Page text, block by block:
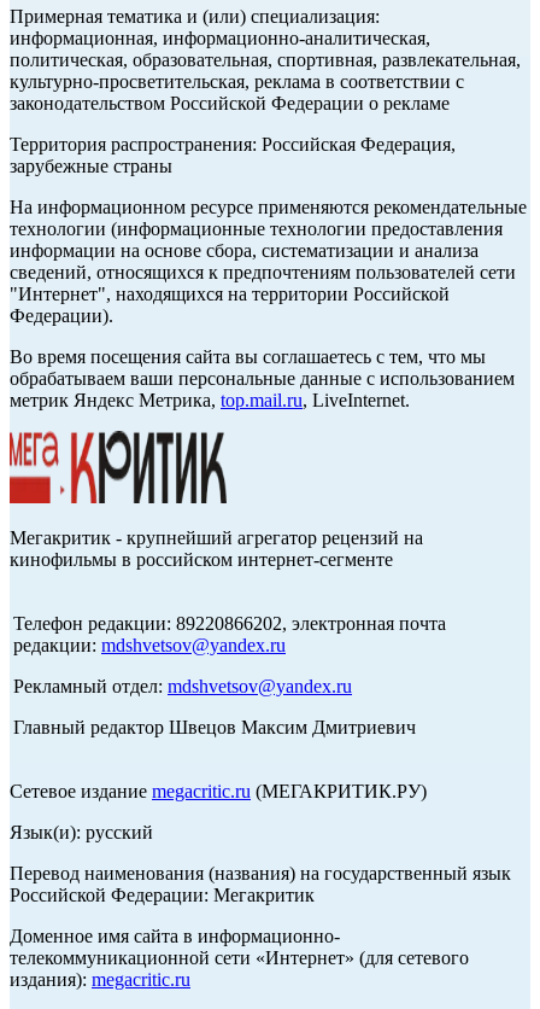
Примерная тематика и (или) специализация:
информационная, информационно-аналитическая,
политическая, образовательная, спортивная, развлекательная,
культурно-просветительская, реклама в соответствии с
законодательством Российской Федерации о рекламе
Территория распространения: Российская Федерация,
зарубежные страны
На информационном ресурсе применяются рекомендательные
технологии (информационные технологии предоставления
информации на основе сбора, систематизации и анализа
сведений, относящихся к предпочтениям пользователей сети
"Интернет", находящихся на территории Российской
Федерации).
Во время посещения сайта вы соглашаетесь с тем, что мы
обрабатываем ваши персональные данные с использованием
метрик Яндекс Метрика, top.mail.ru, LiveInternet.
Мегакритик - крупнейший агрегатор рецензий на
кинофильмы в российском интернет-сегменте
Телефон редакции: 89220866202, электронная почта
редакции: mdshvetsov@yandex.ru
Рекламный отдел: mdshvetsov@yandex.ru
Главный редактор Швецов Максим Дмитриевич
Сетевое издание megacritic.ru (МЕГАКРИТИК.РУ)
Язык(и): русский
Перевод наименования (названия) на государственный язык
Российской Федерации: Мегакритик
Доменное имя сайта в информационно-
телекоммуникационной сети «Интернет» (для сетевого
издания): megacritic.ru